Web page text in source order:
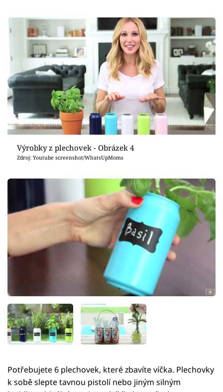
Výrobky z plechovek - Obrázek 4
Zdroj: Youtube screenshot/WhatsUpMoms
Potřebujete 6 plechovek, které zbavíte víčka. Plechovky
k sobě slepte tavnou pistolí nebo jiným silným